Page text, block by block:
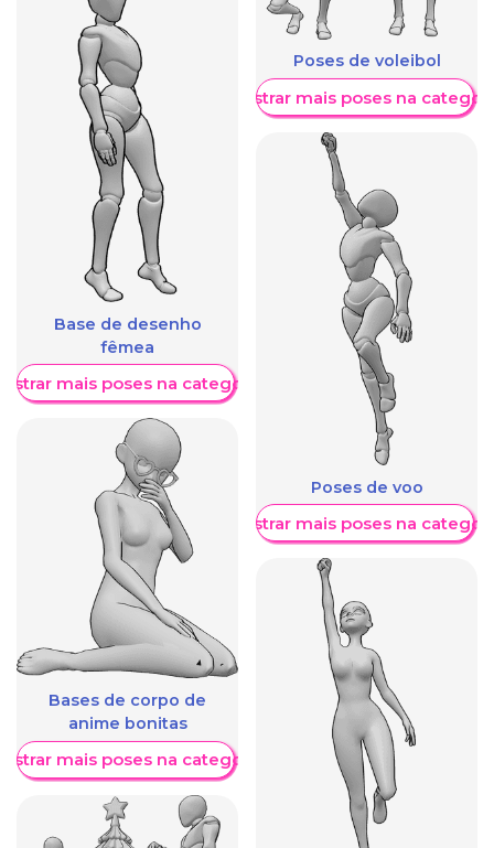
Base de desenho
fêmea
mais poses na categoria
Bases de corpo de
anime bonitas
mais poses na categoria
Poses de voleibol
Mostrar mais poses na
Poses de voo
Mostrar mais poses na